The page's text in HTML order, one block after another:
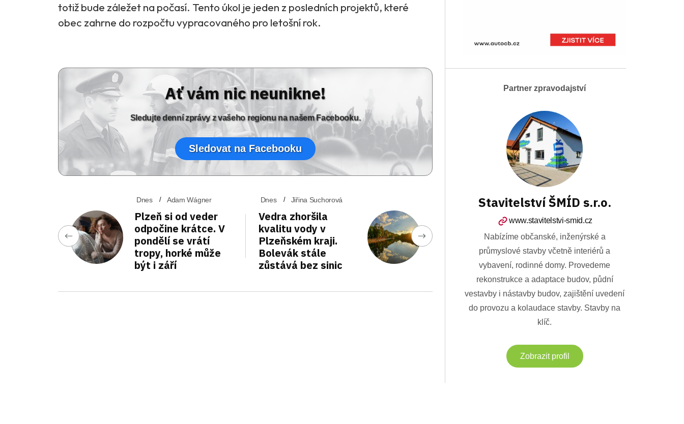
totiž bude záležet na počasí. Tento úkol je jeden z posledních projektů, které
obec zahrne do rozpočtu vypracovaného pro letošní rok.
Ať vám nic neunikne!
Sledujte denní zprávy z vašeho regionu na našem Facebooku.
Sledovat na Facebooku
Dnes Adam Wágner
Plzeň si od veder
odpočine krátce. V
pondělí se vrátí
tropy, horké může
být i září
Dnes Jiřina Suchorová
Vedra zhoršila
kvalitu vody v
Plzeňském kraji.
Bolevák stále
zůstává bez sinic
Partner zpravodajství
Stavitelství ŠMÍD s.r.o.
www.stavitelstvi-smid.cz
Nabízíme občanské, inženýrské a
průmyslové stavby včetně interiérů a
vybavení, rodinné domy. Provedeme
rekonstrukce a adaptace budov, půdní
vestavby i nástavby budov, zajištění uvedení
do provozu a kolaudace stavby. Stavby na
klíč.
Zobrazit profil